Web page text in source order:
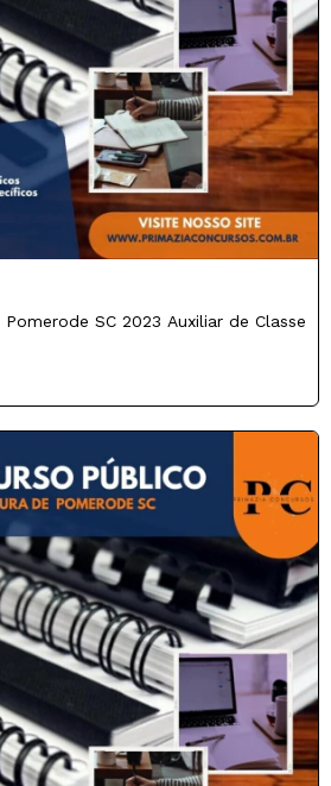
SC 2023 Auxiliar de Classe